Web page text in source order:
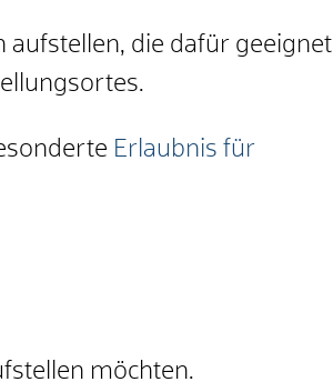
aufstellen, die dafür geeignet
Erlaubnis für
möchten.